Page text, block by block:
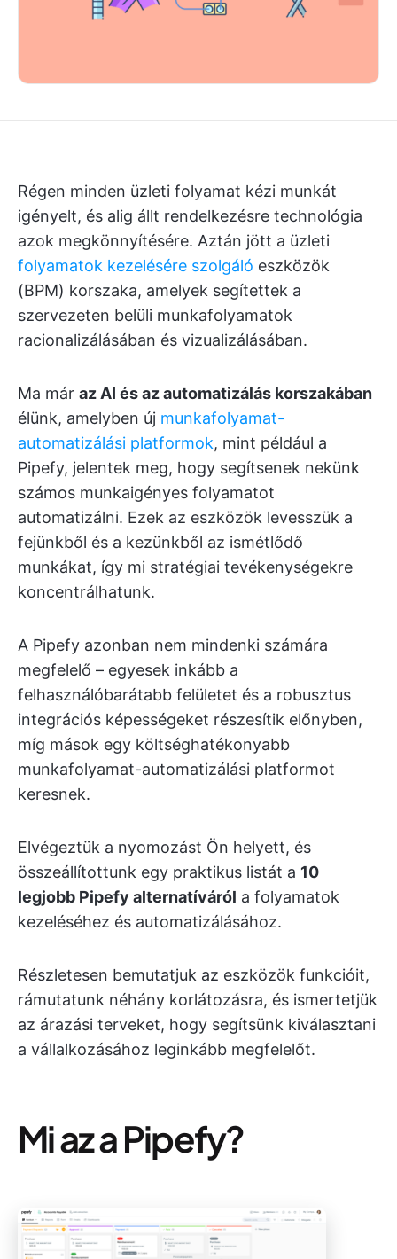
Régen minden üzleti folyamat kézi munkát
igényelt, és alig állt rendelkezésre technológia
azok megkönnyítésére. Aztán jött a üzleti
folyamatok kezelésére szolgáló eszközök
(BPM) korszaka, amelyek segítettek a
szervezeten belüli munkafolyamatok
racionalizálásában és vizualizálásában.
Ma már az AI és az automatizálás korszakában
élünk, amelyben új munkafolyamat-
automatizálási platformok, mint például a
Pipefy, jelentek meg, hogy segítsenek nekünk
számos munkaigényes folyamatot
automatizálni. Ezek az eszközök levesszük a
fejünkből és a kezünkből az ismétlődő
munkákat, így mi stratégiai tevékenységekre
koncentrálhatunk.
A Pipefy azonban nem mindenki számára
megfelelő – egyesek inkább a
felhasználóbarátabb felületet és a robusztus
integrációs képességeket részesítik előnyben,
míg mások egy költséghatékonyabb
munkafolyamat-automatizálási platformot
keresnek.
Elvégeztük a nyomozást Ön helyett, és
összeállítottunk egy praktikus listát a 10
legjobb Pipefy alternatíváról a folyamatok
kezeléséhez és automatizálásához.
Részletesen bemutatjuk az eszközök funkcióit,
rámutatunk néhány korlátozásra, és ismertetjük
az árazási terveket, hogy segítsünk kiválasztani
a vállalkozásához leginkább megfelelőt.
Mi az a Pipefy?